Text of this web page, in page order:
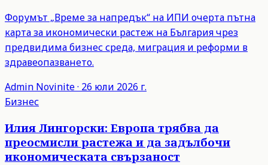
Форумът „Време за напредък“ на ИПИ очерта пътна
карта за икономически растеж на България чрез
предвидима бизнес среда, миграция и реформи в
здравеопазването.
Admin Novinite· 26 юли 2026 г.
Бизнес
Илия Лингорски: Европа трябва да
преосмисли растежа и да задълбочи
икономическата свързаност